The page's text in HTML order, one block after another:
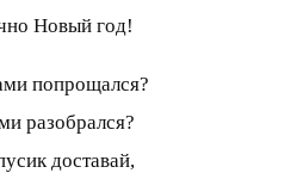
Новый год!
попрощался?
разобрался?
доставай,